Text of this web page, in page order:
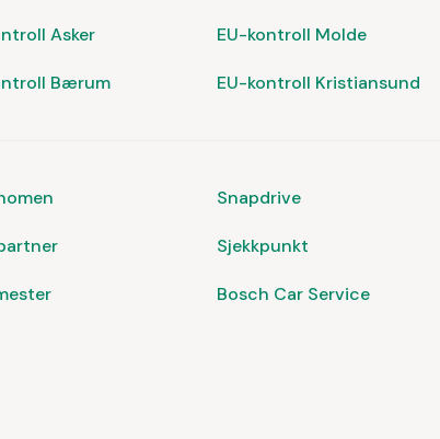
Asker
Bærum
EU-kontroll Molde
EU-kontroll Kristiansund
Snapdrive
Sjekkpunkt
Bosch Car Service